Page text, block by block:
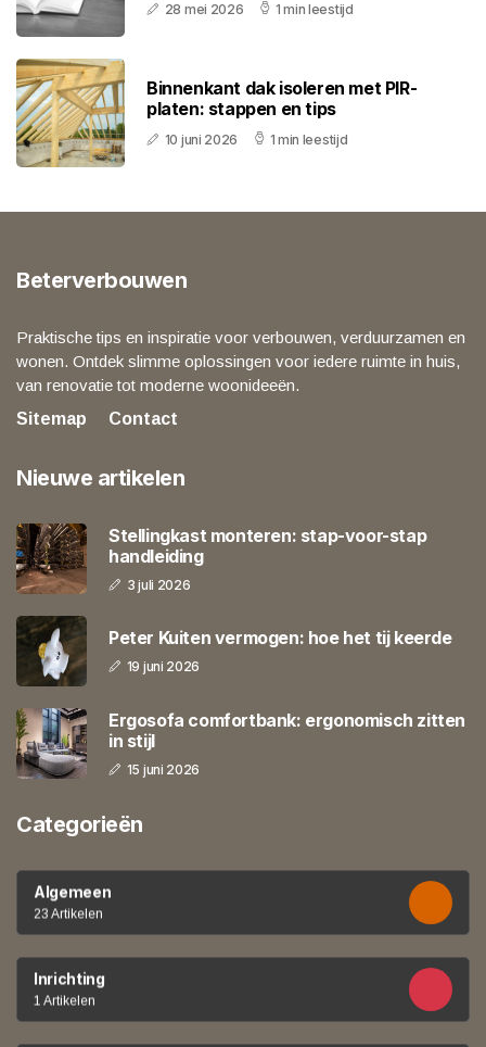
28 mei 2026 1 min leestijd
Binnenkant dak isoleren met PIR-
platen: stappen en tips
10 juni 2026 1 min leestijd
Beterverbouwen
Praktische tips en inspiratie voor verbouwen, verduurzamen en
wonen. Ontdek slimme oplossingen voor iedere ruimte in huis,
van renovatie tot moderne woonideeën.
Sitemap
Contact
Nieuwe artikelen
Stellingkast monteren: stap-voor-stap
handleiding
3 juli 2026
Peter Kuiten vermogen: hoe het tij keerde
19 juni 2026
Ergosofa comfortbank: ergonomisch zitten
in stijl
15 juni 2026
Categorieën
Algemeen
23 Artikelen
Inrichting
1 Artikelen